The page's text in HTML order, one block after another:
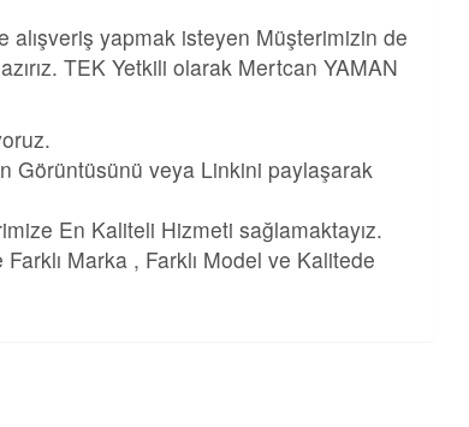
yapmak isteyen Müşterimizin de
TEK Yetkili olarak Mertcan YAMAN
Görüntüsünü veya Linkini paylaşarak
En Kaliteli Hizmeti sağlamaktayız.
Marka , Farklı Model ve Kalitede